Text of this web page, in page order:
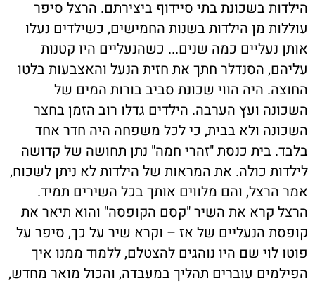
הילדות בשכונת בתי סיידוף ביצירתם. הרצל סיפר
עוללות מן הילדות בשנות החמישים, כשילדים נעלו
אותן נעליים כמה שנים... כשהנעליים היו קטנות
עליהם, הסנדלר חתך את חזית הנעל והאצבעות בלטו
החוצה. היה הווי שכונת סביב בורות המים של
השכונה ועץ הערבה. הילדים גדלו רוב הזמן בחצר
השכונה ולא בבית, כי לכל משפחה היה חדר אחד
בלבד. בית כנסת "זהרי חמה" נתן תחושה של קדושה
לילדות כולה. את המראות של הילדות לא ניתן לשכוח,
אמר הרצל, והם מלווים אותך בכל השירים תמיד.
הרצל קרא את השיר "קסם הקופסה" והוא תיאר את
קופסת הנעליים של אז – וקרא שיר על כך, סיפר על
פוטו לוי שם היו נוהגים להצטלם, ללמוד ממנו איך
הפילמים עוברים תהליך במעבדה, והכול מואר מחדש,